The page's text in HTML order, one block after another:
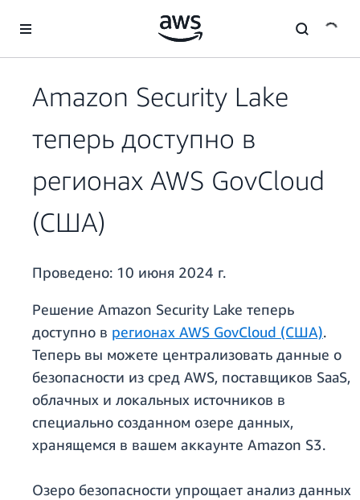
Перейти к главному контенту
Amazon Security Lake
теперь доступно в
регионах AWS GovCloud
(США)
Проведено: 10 июня 2024 г.
Решение Amazon Security Lake теперь
доступно в регионах AWS GovCloud (США).
Теперь вы можете централизовать данные о
безопасности из сред AWS, поставщиков SaaS,
облачных и локальных источников в
специально созданном озере данных,
хранящемся в вашем аккаунте Amazon S3.
Озеро безопасности упрощает анализ данных